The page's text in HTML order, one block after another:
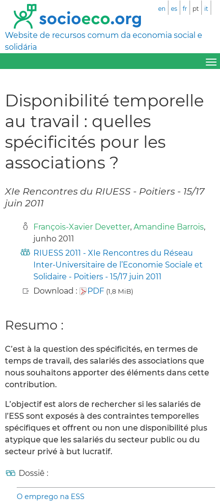
Website de recursos comum da economia social e
solidária
en es fr pt it
Disponibilité temporelle
au travail : quelles
spécificités pour les
associations ?
XIe Rencontres du RIUESS - Poitiers - 15/17
juin 2011
François-Xavier Devetter, Amandine Barrois,
junho 2011
RIUESS 2011 - XIe Rencontres du Réseau
Inter-Universitaire de l’Economie Sociale et
Solidaire - Poitiers - 15/17 juin 2011
Download :
PDF (1,8 MiB)
Resumo :
C’est à la question des spécificités, en termes de
temps de travail, des salariés des associations que
nous souhaitons apporter des éléments dans cette
contribution.
L’objectif est alors de rechercher si les salariés de
l’ESS sont exposés à des contraintes temporelles
spécifiques et offrent ou non une disponibilité plus
atypique que les salariés du secteur public ou du
secteur privé à but lucratif.
Dossiê :
O emprego na ESS